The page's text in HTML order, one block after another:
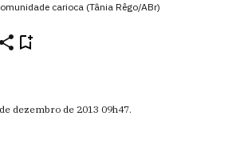
carioca (Tânia Rêgo/ABr)
dezembro de 2013 09h47.